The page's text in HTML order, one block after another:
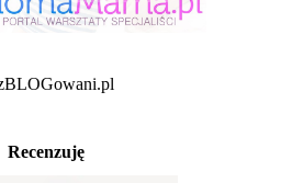
Recenzuję